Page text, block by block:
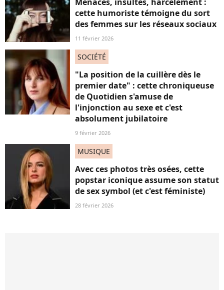
cette humoriste témoigne du sort
des femmes sur les réseaux sociaux
11 février 2026
SOCIÉTÉ
"La position de la cuillère dès le
premier date" : cette chroniqueuse
de Quotidien s'amuse de
l'injonction au sexe et c'est
absolument jubilatoire
9 février 2026
MUSIQUE
Avec ces photos très osées, cette
popstar iconique assume son statut
de sex symbol (et c'est féministe)
28 février 2026